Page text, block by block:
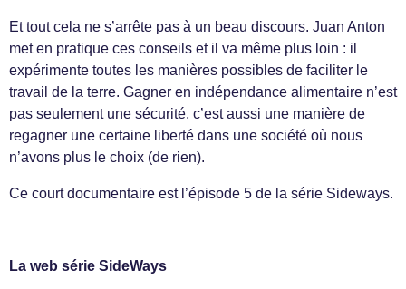
Et tout cela ne s’arrête pas à un beau discours. Juan Anton
met en pratique ces conseils et il va même plus loin : il
expérimente toutes les manières possibles de faciliter le
travail de la terre. Gagner en indépendance alimentaire n’est
pas seulement une sécurité, c’est aussi une manière de
regagner une certaine liberté dans une société où nous
n’avons plus le choix (de rien).
Ce court documentaire est l’épisode 5 de la série Sideways.
La web série SideWays